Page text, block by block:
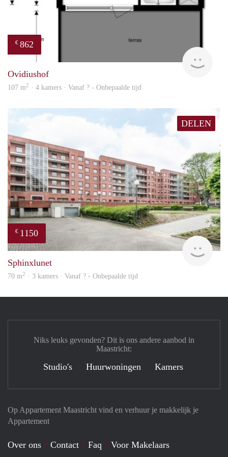
€ 862
Ovidiushof
107 m2 · 4 kamers · Vanaf ? - Onbepaalde tijd
DELEN
€ 1150
Sphinxlunet
70 m2 · 3 kamers · Vanaf ? - Onbepaalde tijd
Op Appartement Maastricht vind en verhuur je makkelijk je
Appartement
Over ons Contact Faq Voor Makelaars
Niks leuks gevonden? Dit is ons andere aanbod in
Maastricht:
Studio's Huurwoningen Kamers